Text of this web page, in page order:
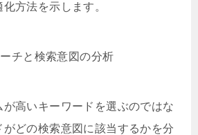
方法を示します。
チと検索意図の分析
高いキーワードを選ぶのではな
がどの検索意図に該当するかを分